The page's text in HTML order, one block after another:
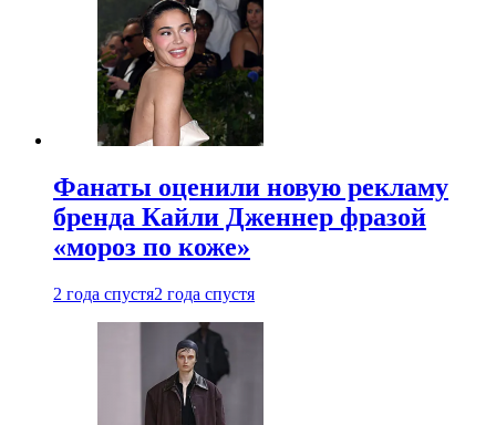
Фанаты оценили новую рекламу
бренда Кайли Дженнер фразой
«мороз по коже»
2 года спустя2 года спустя